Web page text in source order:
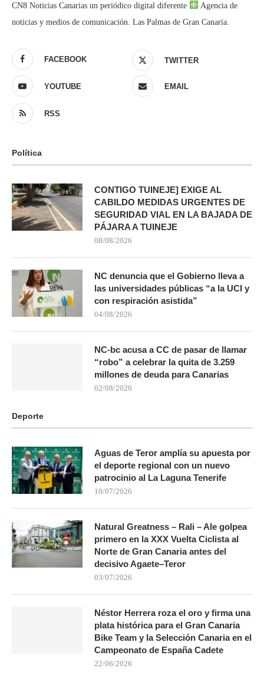
CN8 Noticias Canarias un periódico digital diferente
Agencia de
noticias y medios de comunicación. Las Palmas de Gran Canaria.
FACEBOOK TWITTER
YOUTUBE EMAIL
RSS
Política
CONTIGO TUINEJE] EXIGE AL
CABILDO MEDIDAS URGENTES DE
SEGURIDAD VIAL EN LA BAJADA DE
PÁJARA A TUINEJE
08/08/2026
NC denuncia que el Gobierno lleva a
las universidades públicas “a la UCI y
con respiración asistida”
04/08/2026
NC-bc acusa a CC de pasar de llamar
“robo” a celebrar la quita de 3.259
millones de deuda para Canarias
02/08/2026
Deporte
Aguas de Teror amplía su apuesta por
el deporte regional con un nuevo
patrocinio al La Laguna Tenerife
10/07/2026
Natural Greatness – Rali – Ale golpea
primero en la XXX Vuelta Ciclista al
Norte de Gran Canaria antes del
decisivo Agaete–Teror
03/07/2026
Néstor Herrera roza el oro y firma una
plata histórica para el Gran Canaria
Bike Team y la Selección Canaria en el
Campeonato de España Cadete
22/06/2026